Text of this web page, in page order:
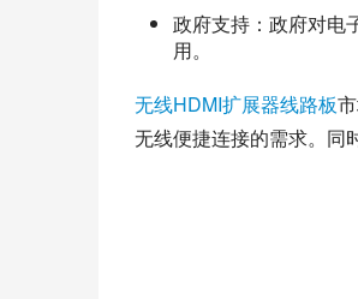
政府支持：政府对电
用。
无线HDMI扩展器线路板
无线便捷连接的需求。同